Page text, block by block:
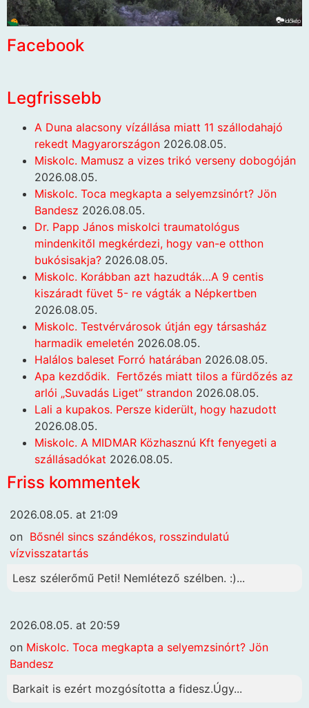
Facebook
Legfrissebb
A Duna alacsony vízállása miatt 11 szállodahajó
rekedt Magyarországon 2026.08.05.
Miskolc. Mamusz a vizes trikó verseny dobogóján
2026.08.05.
Miskolc. Toca megkapta a selyemzsinórt? Jön
Bandesz 2026.08.05.
Dr. Papp János miskolci traumatológus
mindenkitől megkérdezi, hogy van-e otthon
bukósisakja? 2026.08.05.
Miskolc. Korábban azt hazudták…A 9 centis
kiszáradt füvet 5- re vágták a Népkertben
2026.08.05.
Miskolc. Testvérvárosok útján egy társasház
harmadik emeletén 2026.08.05.
Halálos baleset Forró határában 2026.08.05.
Apa kezdődik. Fertőzés miatt tilos a fürdőzés az
arlói „Suvadás Liget” strandon 2026.08.05.
Lali a kupakos. Persze kiderült, hogy hazudott
2026.08.05.
Miskolc. A MIDMAR Közhasznú Kft fenyegeti a
szállásadókat 2026.08.05.
Friss kommentek
2026.08.05. at 21:09
on Bősnél sincs szándékos, rosszindulatú
vízvisszatartás
Lesz szélerőmű Peti! Nemlétező szélben. :)...
2026.08.05. at 20:59
on Miskolc. Toca megkapta a selyemzsinórt? Jön
Bandesz
Barkait is ezért mozgósította a fidesz.Úgy...